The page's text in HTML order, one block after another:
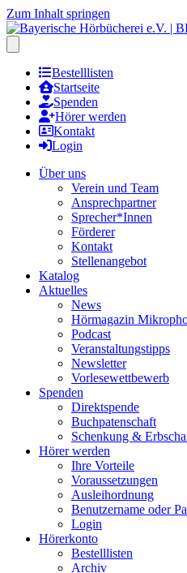
Zum Inhalt springen
Bestelllisten
Startseite
Spenden
Hörer werden
Kontakt
Login
Über uns
Verein und Team
Ansprechpartner
Sprecher*Innen
Förderer
Kontakt
Stellenangebot
Katalog
Aktuelles
News
Hörmagazin
Podcast
Veranstaltungstipps
Newsletter
Vorlesewettbewerb
Spenden
Direktspende
Buchpatenschaft
Schenkung &
Hörer werden
Ihre Vorteile
Voraussetzungen
Ausleihordnung
Benutzername oder
Login
Hörerkonto
Bestelllisten
Archiv